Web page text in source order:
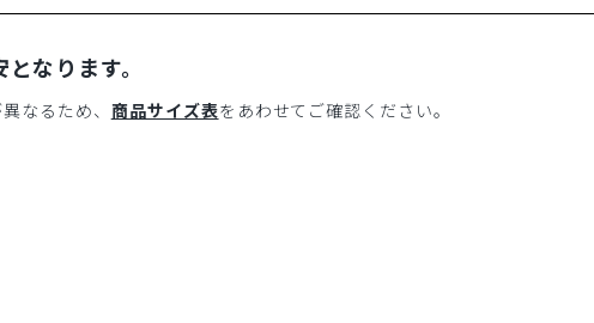
なります。
なるため、 商品サイズ表をあわせてご確認ください。